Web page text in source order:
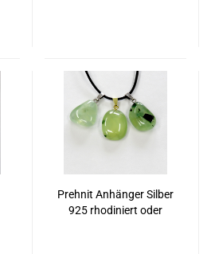
Prehnit Anhänger Silber
925 rhodiniert oder